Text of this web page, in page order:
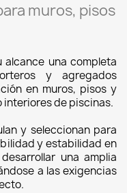
muros, pisos
alcance una completa
y agregados
en muros, pisos y
de piscinas.
y seleccionan para
y estabilidad en
una amplia
a las exigencias